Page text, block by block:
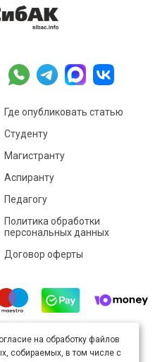
Где опубликовать статью
Студенту
Магистранту
Аспиранту
Педагогу
Политика обработки
персональных данных
Договор оферты
полицензии Creative
(«Атрибуция») 4.0
на обработку файлов
собираемых, в том числе с